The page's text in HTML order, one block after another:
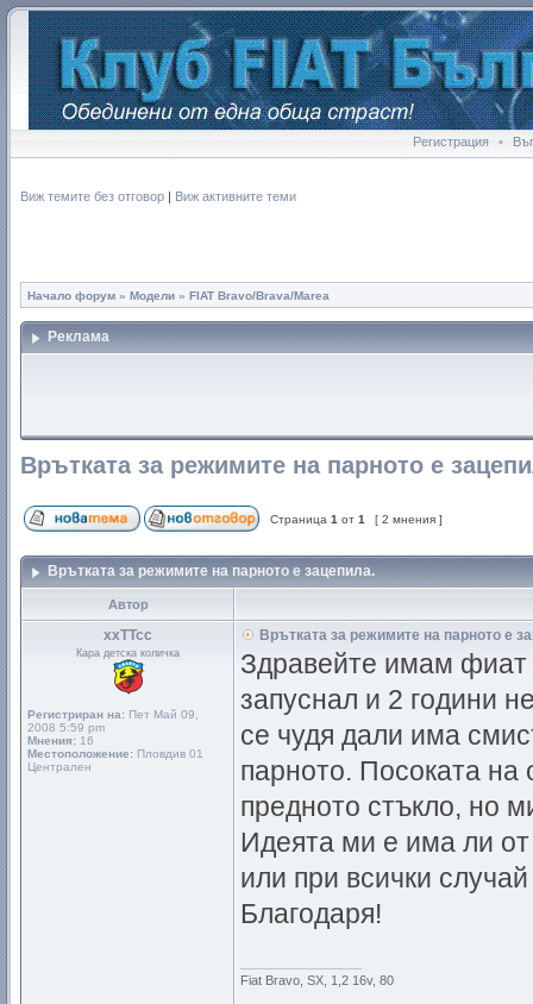
Регистрация •
Виж темите без отговор | Виж активните теми
Начало форум » Модели » FIAT Bravo/Brava/Marea
Реклама
Врътката за режимите на парното е
Страница 1 от 1 [ 2 мнения ]
Врътката за режимите на парното е зацепила.
Автор
xxTTcc
Кара детска количка
Регистриран на: Пет Май 09,
2008 5:59 pm
Мнения: 16
Местоположение: Пловдив 01
Централен
Врътката за режимите на парното е
Здравейте имам фиат
запуснал и 2 години
се чудя дали има
парното. Посоката на
предното стъкло, но
Идеята ми е има ли от
или при всички
Благодаря!
Fiat Bravo, SX, 1,2 16v, 80